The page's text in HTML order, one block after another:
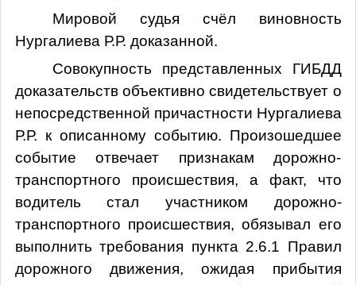
Мировой судья счёл виновность
Нургалиева Р.Р. доказанной.
Совокупность представленных ГИБДД
доказательств объективно свидетельствует о
непосредственной причастности Нургалиева
Р.Р. к описанному событию. Произошедшее
событие отвечает признакам дорожно-
транспортного происшествия, а факт, что
водитель стал участником дорожно-
транспортного происшествия, обязывал его
выполнить требования пункта 2.6.1 Правил
дорожного движения, ожидая прибытия